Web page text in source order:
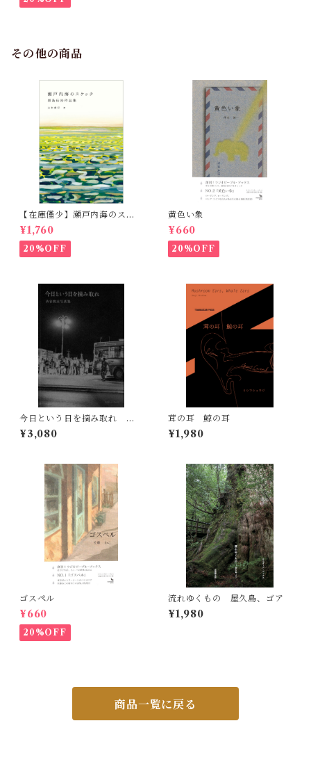
その他の商品
【在庫僅少】瀬戸内海のスケ
ッチ 黒島伝治作品集
¥1,760
20%OFF
黄色い象
¥660
20%OFF
今日という日を摘み取れ 渋
谷敦志写真集 Carpe Diem
Photographs by Atsushi
¥3,080
茸の耳 鯨の耳
¥1,980
ゴスペル
¥660
20%OFF
流れゆくもの 屋久島、ゴア
¥1,980
商品一覧に戻る